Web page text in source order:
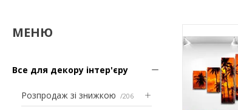
Все для декору інтер'єру
Розпродаж зі знижкою 206